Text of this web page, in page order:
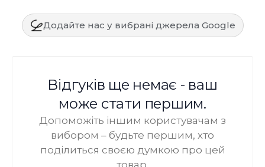
Додайте нас у вибрані джерела Google
Відгуків ще немає - ваш
може стати першим.
Допоможіть іншим користувачам з
вибором – будьте першим, хто
поділиться своєю думкою про цей